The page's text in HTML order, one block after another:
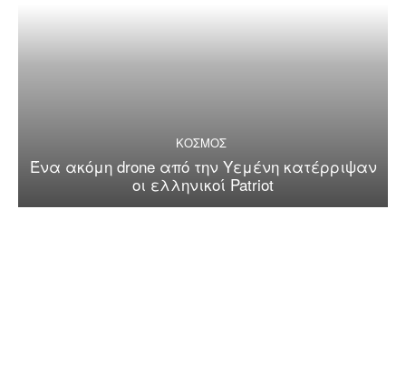
ΚΟΣΜΟΣ
Ένα ακόμη drone από την Υεμένη κατέρριψαν
οι ελληνικοί Patriot